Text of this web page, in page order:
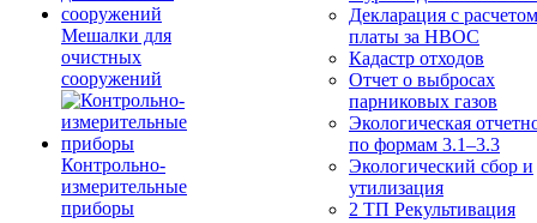
Мешалки для
очистных
сооружений
Контрольно-
измерительные
приборы
Декларация с расчетом
платы за НВОС
Кадастр отходов
Отчет о выбросах
парниковых газов
Экологическая
по формам 3.1–3.3
Экологический сбор и
утилизация
2 ТП Рекультивация